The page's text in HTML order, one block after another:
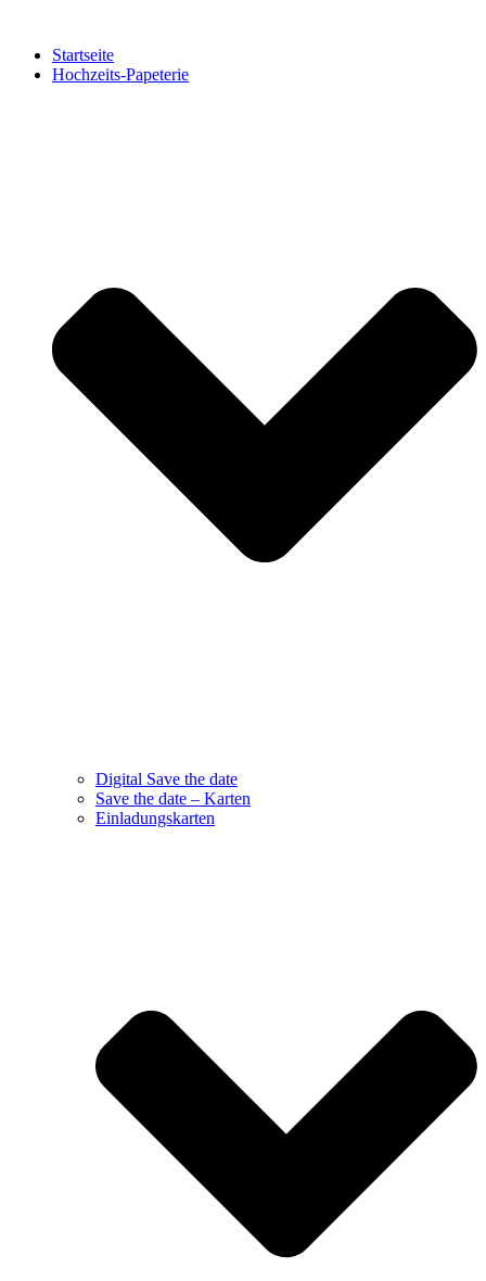
springenStartseite
Hochzeits-Papeterie
Digital Save the date
Save the date – Karten
Einladungskarten